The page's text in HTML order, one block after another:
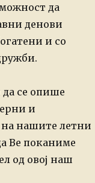
да
денови
и со
да се опише
и
нашите летни
Ве поканиме
од овој наш